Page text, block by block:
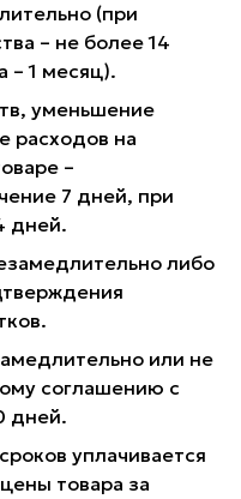
(при
– не более 14
– 1 месяц).
уменьшение
расходов на
–
7 дней, при
дней.
либо
или не
соглашению с
дней.
уплачивается
товара за